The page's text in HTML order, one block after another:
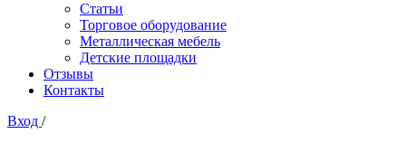
Статьи
Торговое оборудование
Металлическая мебель
Детские площадки
Отзывы
Контакты
Вход /